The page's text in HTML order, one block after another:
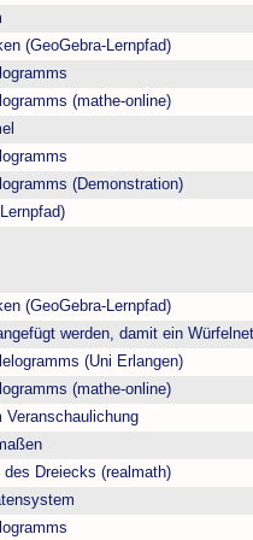
(GeoGebra-Lernpfad)
(mathe-online)
(Demonstration)
(GeoGebra-Lernpfad)
werden, damit ein
(Uni Erlangen)
(mathe-online)
Veranschaulichung
Dreiecks (realmath)